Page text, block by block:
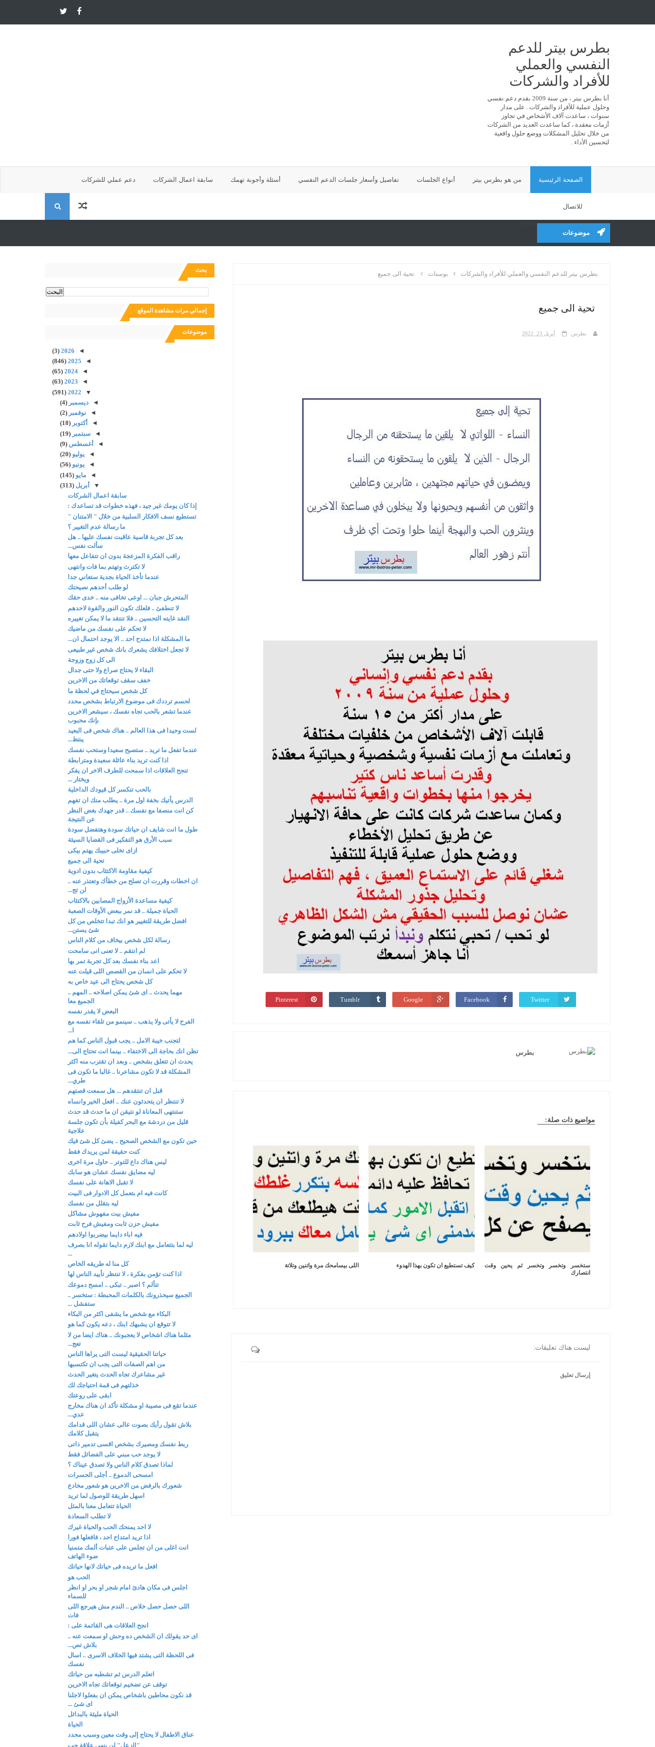
بطرس بيتر للدعم
النفسي والعملي
للأفراد والشركات
أنا بطرس بيتر ، من سنة 2009 بقدم دعم نفسي
وحلول عملية للأفراد والشركات . على مدار
سنوات ، ساعدت آلاف الأشخاص في تجاوز
أزمات معقدة ، كما ساعدت العديد من الشركات
من خلال تحليل المشكلات ووضع حلول واقعية
لتحسين الأداء .
الصفحة الرئيسية من هو بطرس بيتر أنواع الجلسات تفاصيل وأسعار جلسات الدعم النفسي أسئلة وأجوبة تهمك سابقة اعمال الشركات دعم عملي للشركات
للاتصال ا
ح
موضوعات
بطرس بيتر للدعم النفسي والعملي للأفراد والشركات بوستات تحية الى جميع
تحية الى جميع
بطرس أبريل 23, 2022
Twitter
Facebook
Google
Tumblr
Pinterest
بطرس
مواضيع ذات صلة:
ستخسر وتخسر وتخسر ثم يحين وقت
انتصارك
كيف تستطيع ان تكون بهذا الهدوء اللى بيسامحك مرة واتنين وتلاتة
ليست هناك تعليقات:
إرسال تعليق
بحث
إجمالي مرات مشاهدة الموقع
موضوعات
◄
2026
(3)
◄
2025
(846)
◄
2024
(65)
◄
2023
(63)
▼
2022
(591)
◄ديسمبر(4)
◄ نوفمبر(2)
◄
أكتوبر(18)
◄سبتمبر(19)
◄
أغسطس(9)
◄ يوليو(20)
◄ يونيو(56)
◄مايو(145)
▼
أبريل(313)
سابقة اعمال الشركات
إذا كان يومك غير جيد ، فهذه خطوات قد تساعدك :
تستطيع نسف الافكار السلبية من خلال " الامتنان "
ما رسالة عدم التغيير ؟
بعد كل تجربة قاسية عاقبت نفسك عليها .. هل
سألت نفس...
راقب الفكرة المزعجة بدون ان تتفاعل معها
لا تكترث وتهتم بما فات وانتهى
عندما تأخذ الحياة بجدية ستعاني جدا
لو طلب أحدهم نصيحتك
المتحرش جبان ... اوعى تخافى منه .. خدى حقك
لا تنطفئ .. فلعلك تكون النور والقوة لاحدهم
النقد غايته التحسين .. فلا تنتقد ما لا يمكن تغييره
لا تحكم على نفسك من ماضيك
ما المشكلة اذا نمتدح احد .. الا يوجد احتمال ان...
لا تجعل اختلافك يشعرك بانك شخص غير طبيعى
الى كل زوج وزوجة
البقاء لا يحتاج صراع ولا حتى جدال
خفف سقف توقعاتك من الاخرين
كل شخص سيحتاج في لحظة ما
لحسم ترددك فى موضوع الارتباط بشخص محدد
عندما تشعر بالحب تجاه نفسك ، سيشعر الاخرين
بإنك محبوب
لست وحيدا فى هذا العالم .. هناك شخص فى البعيد
ينتظ...
عندما تفعل ما تريد .. ستصبح سعيدا وستحب نفسك
اذا كنت تريد بناء عائلة سعيدة ومترابطة
تنجح العلاقات اذا سمحت للطرف الاخر ان يفكر
ويختار ...
بالحب تنكسر كل قيودك الداخلية
الدرس يأتيك بخفة اول مرة .. يطلب منك ان تفهم
كن انت منصفا مع نفسك .. قدر جهدك بغض النظر
عن النتيجة
طول ما انت شايف ان حياتك سودة وهتفضل سودة
سبب الأرق هو التفكير فى القضايا السيئة
ازاى تخلى حبيبك يهتم بيكى
تحية الى جميع
كيفية مقاومة الاكتئاب بدون ادوية
ان اخطات وقررت ان تصلح من خطأك وتعتذر عنه ..
لن تج...
كيفية مساعدة الأزواج المصابين بالاكتئاب
الحياة جميلة .. قد نمر ببعض الأوقات الصعبة
افضل طريقة للتغيير هو انك تبدا تتخلص من كل
شئ يستن...
رسالة لكل شخص بيخاف من كلام الناس
لم انتقم .. لا تعنى انى سامحت
اعد بناء نفسك بعد كل تجربة تمر بها
لا تحكم على انسان من القصص اللى قيلت عنه
كل شخص يحتاج الى عيد خاص به
مهما يحدث .. اى شئ يمكن اصلاحه .. المهم ..
الجميع معا
البعض لا يقدر نفسه
الفرح لا يأتى ولا يذهب .. سينمو من تلقاء نفسه مع
ا...
لتجنب خيبة الامل .. يجب قبول الناس كما هم
تظن انك بحاجة الى الاختفاء .. بينما انت تحتاج الى...
يحدث ان تتعلق بشخص .. وبعد ان تقترب منه اكثر
المشكلة قد لا تكون مشاعرنا .. غالبا ما تكون فى
طري...
قبل ان تنتقدهم ... هل سمعت قصتهم
لا تنتظر ان يتحدثون عنك .. افعل الخير وانساه
ستنتهى المعاناة لو نتيقن ان ما حدث قد حدث
قليل من دردشة مع البحر كفيلة بأن تكون جلسة
علاجية
حين تكون مع الشخص الصحيح .. يضئ كل شئ فيك
كنت حقيقة لمن يريدك فقط
ليس هناك داع للتوتر .. حاول مرة اخرى
ليه مضايق نفسك عشان هو سابك
لا تقبل الاهانة على نفسك
كانت فيه ام بتعمل كل الادوار فى البيت
ليه بتقلل من نفسك
مفيش بيت مفهوش مشاكل
مفيش حزن ثابت ومفيش فرح ثابت
فيه اباء دايما بيضربوا اولادهم
ليه لما بتتعامل مع ابنك لازم دايما تقوله انا بصرف
...
كل منا له طريقه الخاص
اذا كنت تؤمن بفكرة ، لا تنتظر تأييد الناس لها
تتألم ؟ اصبر .. تبكى .. امسح دموعك
الجميع سيحذرونك بالكلمات المحبطة : ستخسر ..
ستفشل ...
البكاء مع شخص ما يشفى اكثر من البكاء
لا تتوقع ان يشبهك ابنك ، دعه يكون كما هو
مثلما هناك اشخاص لا يعجبونك .. هناك ايضا من لا
تعج...
حياتنا الحقيقية ليست التى يراها الناس
من اهم الصفات التى يجب ان تكتسبها
غير مشاعرك تجاه الحدث يتغير الحدث
خذلتهم فى قمة احتياجك لك
ابقى على روعتك
عندما تقع فى مصيبة او مشكلة تأكد ان هناك مخارج
عدي...
بلاش تقول رأيك بصوت عالى عشان اللى قدامك
يتقبل كلامك
ربط نفسك ومصيرك بشخص اقسى تدمير ذاتى
لا يوجد حب مبني على الفضائل فقط
لماذا تصدق كلام الناس ولا تصدق عيناك ؟
امسحى الدموع .. أجلى الحسرات
شعورك بالرفض من الاخرين هو شعور مخادع
اسهل طريقة للوصول لما تريد
الحياة تتعامل معنا بالمثل
لا تطلب السعادة
لا احد يمنحك الحب والحياة غيرك
اذا تريد امتداح احد ، فافعلها فورا
انت اغلى من ان تجلس على عتبات ألمك متمنيا
ضوء الهاتف
افعل ما تريده فى حياتك لانها حياتك
الحب هو
اجلس فى مكان هادئ امام شجر او بحر او انظر
للسماء
اللى حصل حصل خلاص .. الندم مش هيرجع اللى
فات
انجح العلاقات هى القائمة على :
اى حد يقولك ان الشخص ده وحش او سمعت عنه ..
بلاش تص...
فى اللحظة التى يشتد فيها الخلاف الاسرى .. اسال
نفسك
اتعلم الدرس ثم تشطبه من حياتك
توقف عن تضخيم توقعاتك تجاه الاخرين
قد نكون محاطين باشخاص يمكن ان بفعلوا لاجلنا
اى شئ ...
الحياة مليئة بالبدائل
الحياة
عناق الاطفال لا يحتاج إلى وقت معين وسبب محدد
"الزعل" لن ينهي علاقة حب